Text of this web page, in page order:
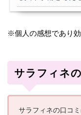
※個人の感想であり効
サラフィネ
サラフィネの口コ